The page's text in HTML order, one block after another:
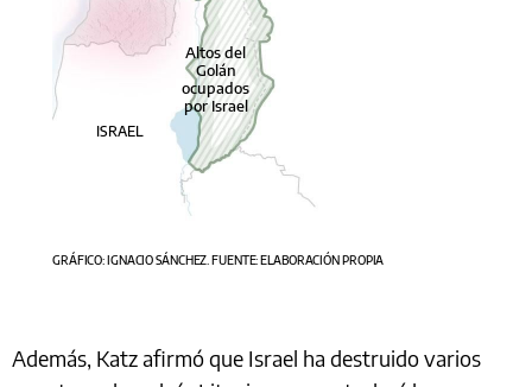
Altos del
Golán
ocupados
por Israel
ISRAEL
GRÁFICO: IGNACIO SÁNCHEZ. FUENTE: ELABORACIÓN PROPIA
Además, Katz afirmó que Israel ha destruido varios